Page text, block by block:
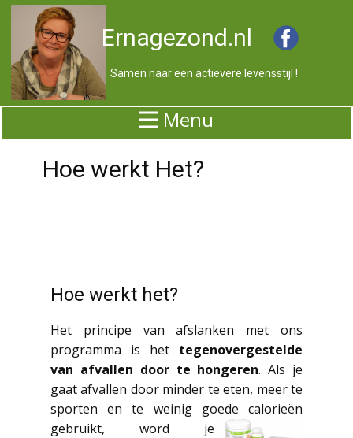
Ernagezond.nl
Samen naar een actievere levensstijl !
Menu
Hoe werkt Het?
Hoe werkt het?
Het principe van afslanken met ons
programma is het tegenovergestelde
van afvallen door te hongeren. Als je
gaat afvallen door minder te eten, meer te
sporten en te weinig goede calorieën
gebruikt, word je